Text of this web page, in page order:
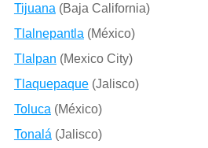
Tijuana (Baja California)
Tlalnepantla (México)
Tlalpan (Mexico City)
Tlaquepaque(Jalisco)
Toluca (México)
Tonalá (Jalisco)